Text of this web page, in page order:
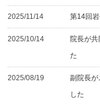
2025/11/14 第14回
2025/10/14
院長が共
た
2025/08/19
副院長が
した